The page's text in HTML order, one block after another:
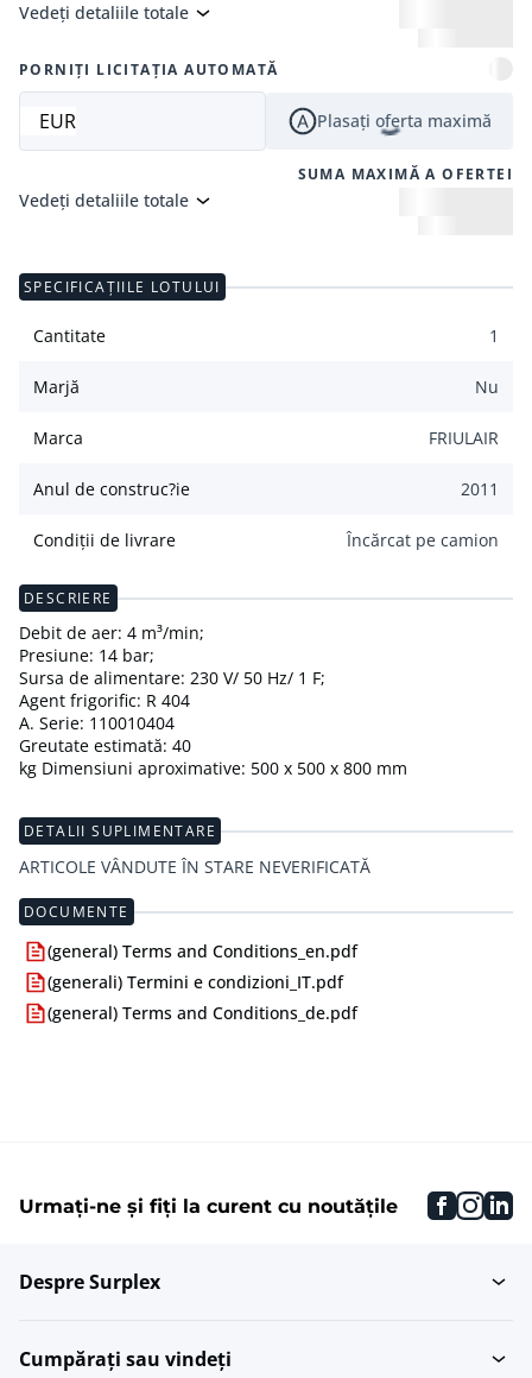
Vedeți detaliile totale
PORNIȚI LICITAȚIA AUTOMATĂ
EUR Plasați oferta maximă
SUMA MAXIMĂ A OFERTEI
Vedeți detaliile totale
SPECIFICAȚIILE LOTULUI
Cantitate 1
Marjă Nu
Marca FRIULAIR
Anul de construc?ie 2011
Condiții de livrare Încărcat pe camion
DESCRIERE
Debit de aer: 4 m³/min;
Presiune: 14 bar;
Sursa de alimentare: 230 V/ 50 Hz/ 1 F;
Agent frigorific: R 404
A. Serie: 110010404
Greutate estimată: 40
kg Dimensiuni aproximative: 500 x 500 x 800 mm
DETALII SUPLIMENTARE
ARTICOLE VÂNDUTE ÎN STARE NEVERIFICATĂ
DOCUMENTE
(general) Terms and Conditions_en.pdf
(generali) Termini e condizioni_IT.pdf
(general) Terms and Conditions_de.pdf
Urmați-ne și fiți la curent cu noutățile
Despre Surplex
Cumpărați sau vindeți